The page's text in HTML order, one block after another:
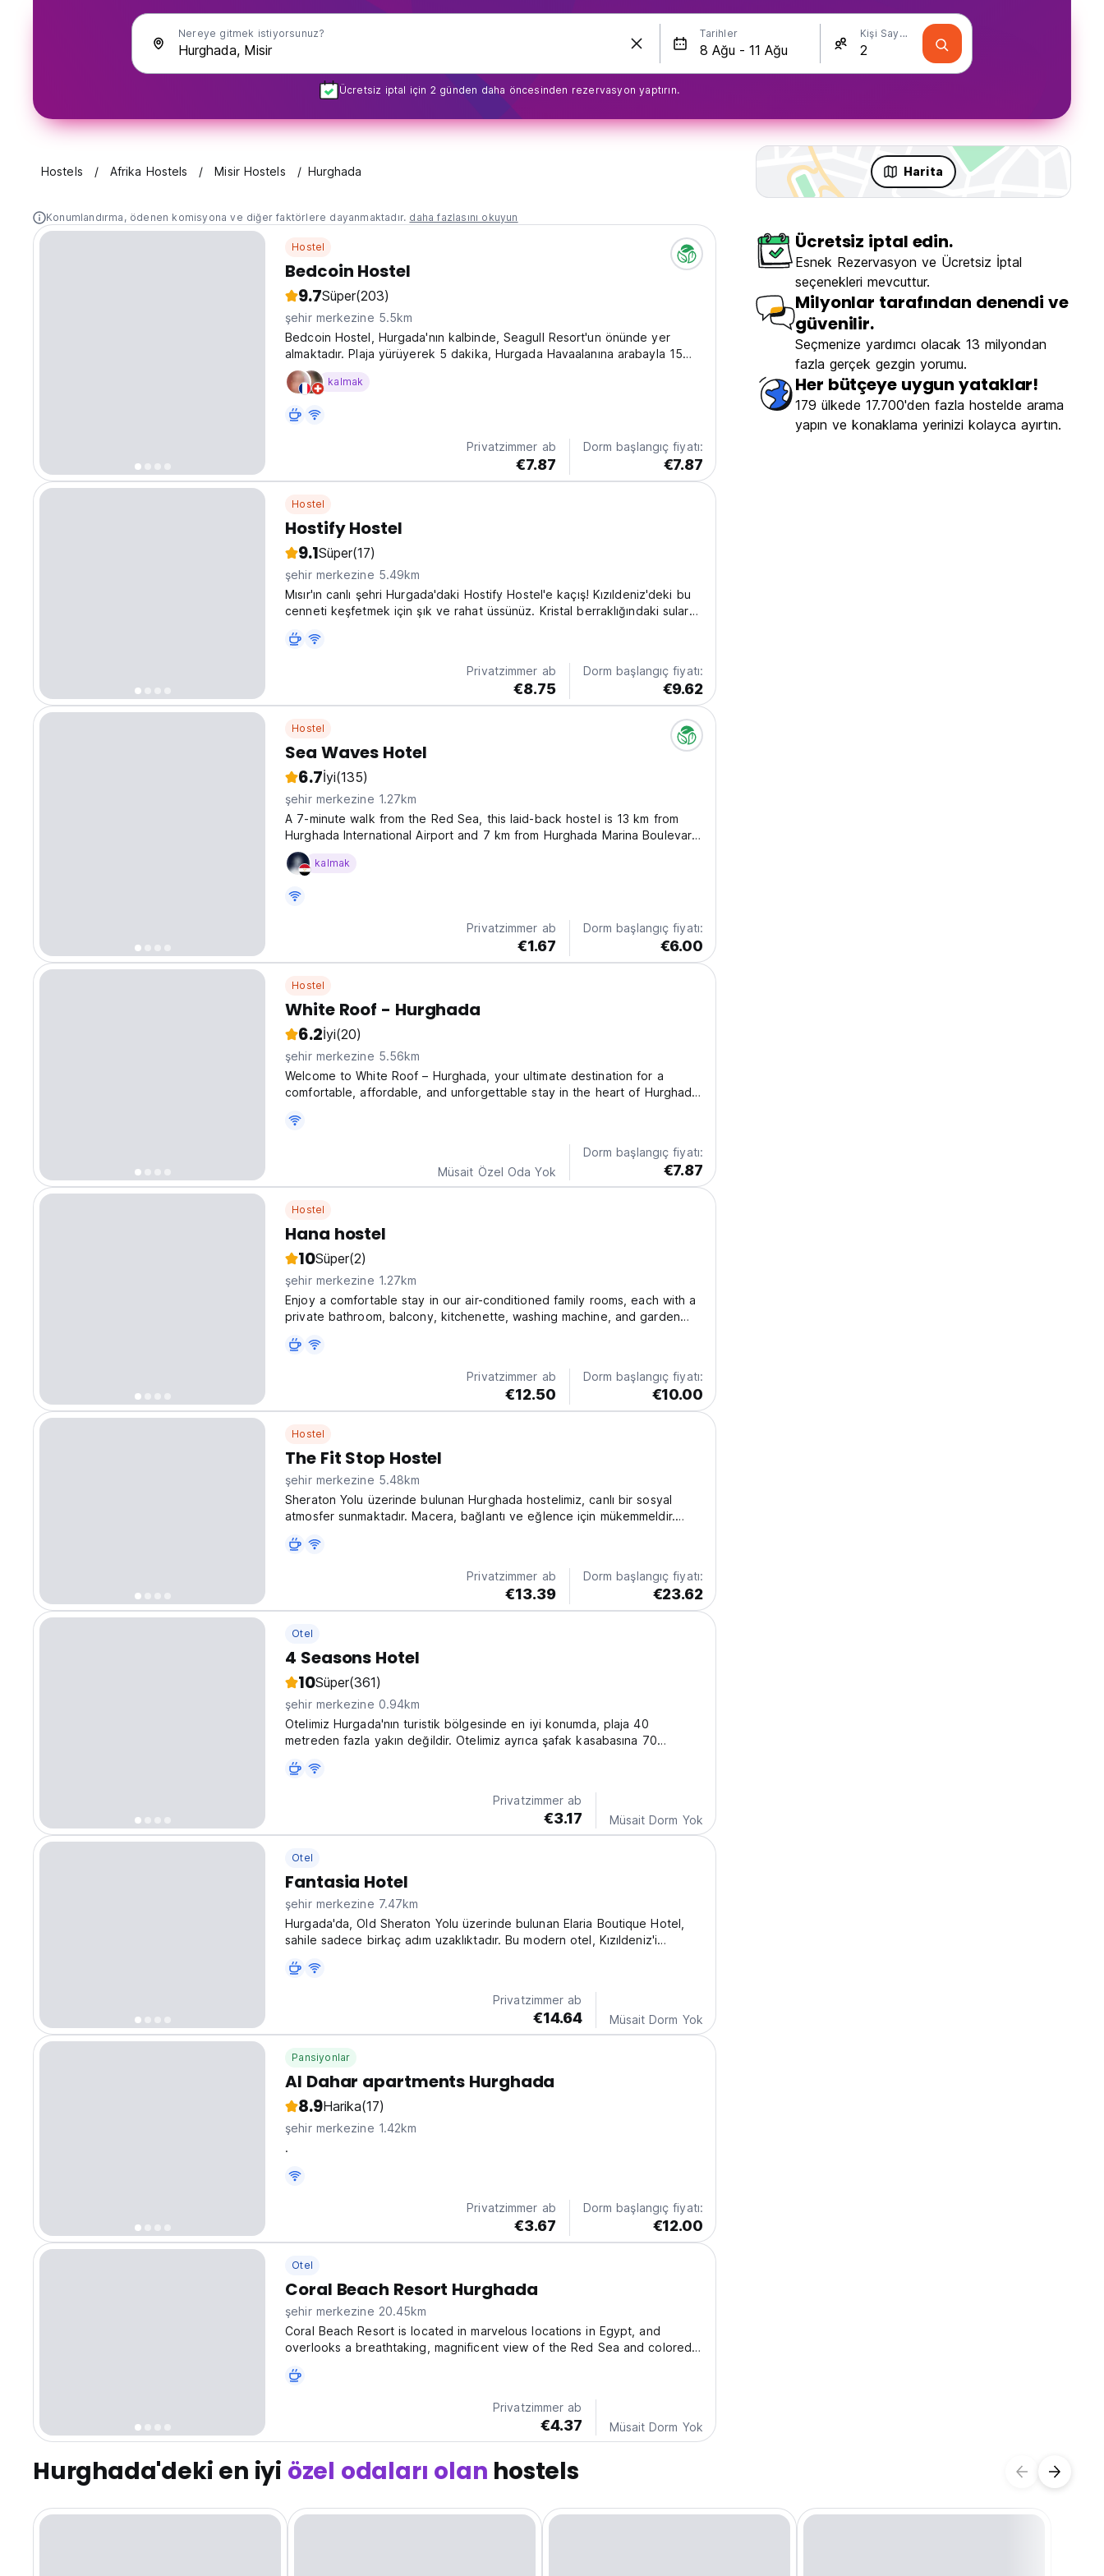
Nereye gitmek istiyorsunuz? Tarihler Kişi Sayısı
Ücretsiz iptal için 2 günden daha öncesinden rezervasyon yaptırın.
Hostels Afrika Hostels Misir Hostels Hurghada Harita
Konumlandırma, ödenen komisyona ve diğer faktörlere dayanmaktadır. daha fazlasını okuyun
Hostel
Bedcoin Hostel
9.7Süper(203)
şehir merkezine 5.5km
Bedcoin Hostel, Hurgada'nın kalbinde, Seagull Resort'un önünde yer
almaktadır. Plaja yürüyerek 5 dakika, Hurgada Havaalanına arabayla 15
dakika.
kalmak
Privatzimmer ab
€7.87
Dorm başlangıç fiyatı:
€7.87
Hostel
Hostify Hostel
9.1Süper(17)
şehir merkezine 5.49km
Mısır'ın canlı şehri Hurgada'daki Hostify Hostel'e kaçış! Kızıldeniz'deki bu
cenneti keşfetmek için şık ve rahat üssünüz. Kristal berraklığındaki sularda
çıkararak geçireceğiniz günleri...
Privatzimmer ab
€8.75
Dorm başlangıç fiyatı:
€9.62
Hostel
Sea Waves Hotel
6.7İyi(135)
şehir merkezine 1.27km
A 7-minute walk from the Red Sea, this laid-back hostel is 13 km from
Hurghada International Airport and 7 km from Hurghada Marina Boulevard.
The informal rooms have free Wi-Fi and shared bathrooms. Freebies
include parking, an airport shuttle and breakfast....
kalmak
Privatzimmer ab
€1.67
Dorm başlangıç fiyatı:
€6.00
Hostel
White Roof - Hurghada
6.2İyi(20)
şehir merkezine 5.56km
Welcome to White Roof – Hurghada, your ultimate destination for a
comfortable, affordable, and unforgettable stay in the heart of Hurghada!
breathtaking Red Sea, our property offers a variety...
Müsait Özel Oda Yok
Dorm başlangıç fiyatı:
€7.87
Hostel
Hana hostel
10Süper(2)
şehir merkezine 1.27km
Enjoy a comfortable stay in our air-conditioned family rooms, each with a
private bathroom, balcony, kitchenette, washing machine, and garden
shared kitchen, lounge, minimarket, and outdoor...
Privatzimmer ab
€12.50
Dorm başlangıç fiyatı:
€10.00
Hostel
The Fit Stop Hostel
şehir merkezine 5.48km
Sheraton Yolu üzerinde bulunan Hurghada hostelimiz, canlı bir sosyal
atmosfer sunmaktadır. Macera, bağlantı ve eğlence için mükemmeldir.
original language)
Privatzimmer ab
€13.39
Dorm başlangıç fiyatı:
€23.62
Otel
4 Seasons Hotel
10Süper(361)
şehir merkezine 0.94km
Otelimiz Hurgada'nın turistik bölgesinde en iyi konumda, plaja 40
metreden fazla yakın değildir. Otelimiz ayrıca şafak kasabasına 70
Privatzimmer ab
€3.17 Müsait Dorm Yok
Otel
Fantasia Hotel
şehir merkezine 7.47km
Hurgada'da, Old Sheraton Yolu üzerinde bulunan Elaria Boutique Hotel,
sahile sadece birkaç adım uzaklıktadır. Bu modern otel, Kızıldeniz'i
translated from original language)
Privatzimmer ab
€14.64 Müsait Dorm Yok
Pansiyonlar
Al Dahar apartments Hurghada
8.9Harika(17)
şehir merkezine 1.42km
.
Privatzimmer ab
€3.67
Dorm başlangıç fiyatı:
€12.00
Otel
Coral Beach Resort Hurghada
şehir merkezine 20.45km
Coral Beach Resort is located in marvelous locations in Egypt, and
overlooks a breathtaking, magnificent view of the Red Sea and colored
comprehensive report that comes with all the possible...
Privatzimmer ab
€4.37 Müsait Dorm Yok
Ücretsiz iptal edin.
Esnek Rezervasyon ve Ücretsiz İptal
seçenekleri mevcuttur.
Milyonlar tarafından denendi ve
güvenilir.
Seçmenize yardımcı olacak 13 milyondan
fazla gerçek gezgin yorumu.
Her bütçeye uygun yataklar!
179 ülkede 17.700'den fazla hostelde arama
yapın ve konaklama yerinizi kolayca ayırtın.
Hurghada'deki en iyi özel odaları olan hostels